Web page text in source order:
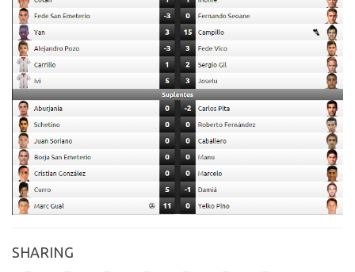
SHARING